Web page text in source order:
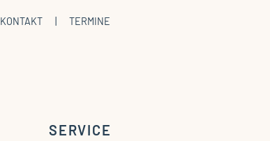
KONTAKT TERMINE
SERVICE